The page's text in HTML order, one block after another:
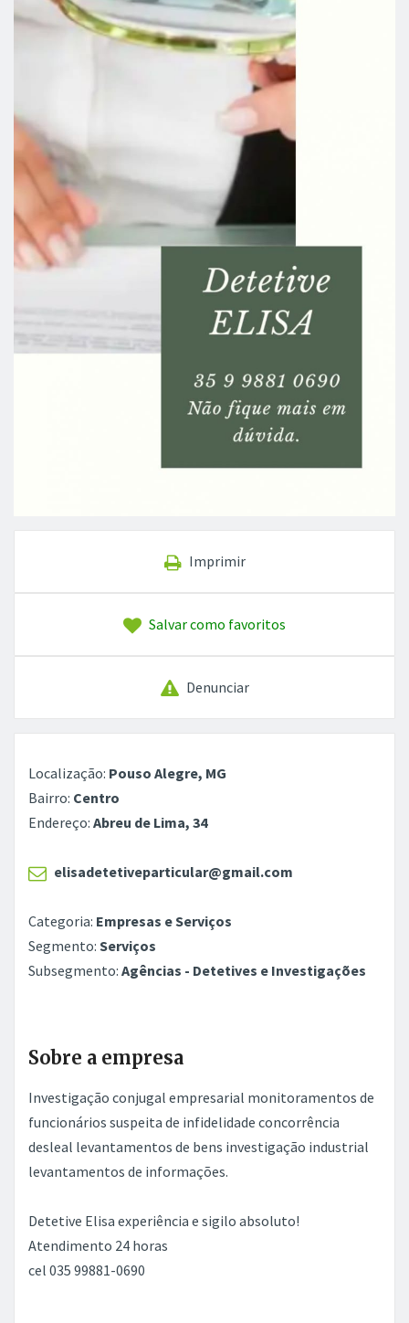
Imprimir
Salvar como favoritos
Denunciar
Localização: Pouso Alegre, MG
Bairro: Centro
Endereço: Abreu de Lima, 34
elisadetetiveparticular@gmail.com
Categoria: Empresas e Serviços
Segmento: Serviços
Subsegmento: Agências - Detetives e Investigações
Sobre a empresa
Investigação conjugal empresarial monitoramentos de
funcionários suspeita de infidelidade concorrência
desleal levantamentos de bens investigação industrial
levantamentos de informações.
Detetive Elisa experiência e sigilo absoluto!
Atendimento 24 horas
cel 035 99881-0690